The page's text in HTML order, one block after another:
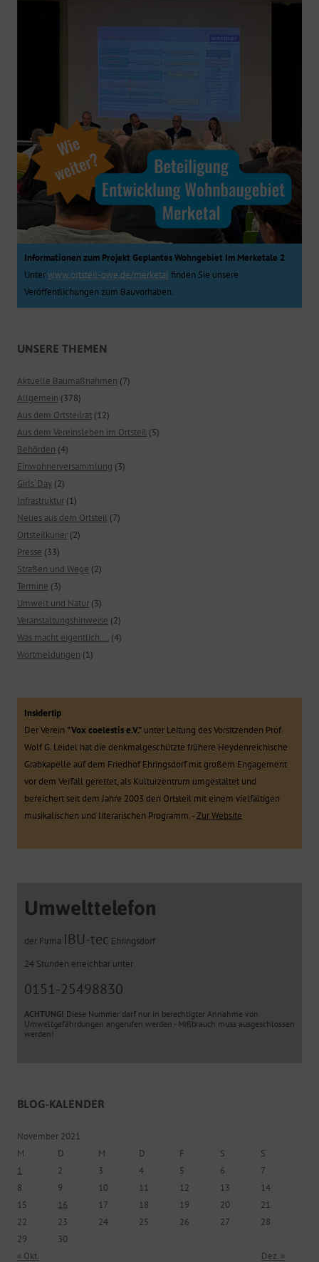
Informationen zum Projekt Geplantes Wohngebiet Im Merketale 2
Unterwww.ortsteil-owe.de/merketalfinden Sie unsere
Veröffentlichungen zum Bauvorhaben.
UNSERE THEMEN
Aktuelle Baumaßnahmen (7)
Allgemein (378)
Aus dem Ortsteilrat (12)
Aus dem Vereinsleben im Ortsteil (5)
Behörden (4)
Einwohnerversammlung (3)
Girls`Day (2)
Infrastruktur (1)
Neues aus dem Ortsteil (7)
Ortsteilkurier (2)
Presse (33)
Straßen und Wege (2)
Termine (3)
Umwelt und Natur (3)
Veranstaltungshinweise (2)
Was macht eigentlich…. (4)
Wortmeldungen (1)
Insidertip
Der Verein "Vox coelestis e.V." unter Leitung des Vorsitzenden Prof.
Wolf G. Leidel hat die denkmalgeschützte frühere Heydenreichische
Grabkapelle auf dem Friedhof Ehringsdorf mit großem Engagement
vor dem Verfall gerettet, als Kulturzentrum umgestaltet und
bereichert seit dem Jahre 2003 den Ortsteil mit einem vielfältigen
musikalischen und literarischen Programm. -Zur Website
Umwelttelefon
der Firma IBU-tec Ehringsdorf
24 Stunden erreichbar unter
0151-25498830
ACHTUNG! Diese Nummer darf nur in berechtigter Annahme von
Umweltgefährdungen angerufen werden - Mißbrauch muss ausgeschlossen
werden!
BLOG-KALENDER
November 2021
M
D M D F S
S
1
2 3 4 5 6
7
8
9 10 11 12 13
14
15
16 17 18 19 20
21
22
23 24 25 26 27
28
29
30
« Okt.
Dez. »